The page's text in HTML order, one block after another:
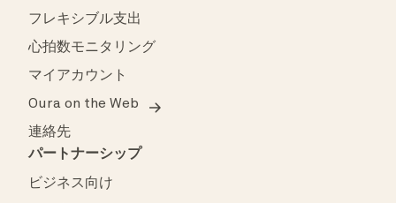
フレキシブル支出
心拍数モニタリング
マイアカウント
Oura on the Web
連絡先
パートナーシップ
ビジネス向け